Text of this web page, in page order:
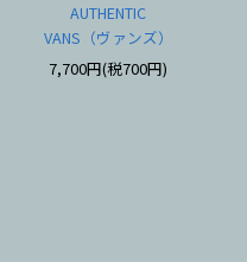
AUTHENTIC
VANS（ヴァンズ）
7,700円(税700円)